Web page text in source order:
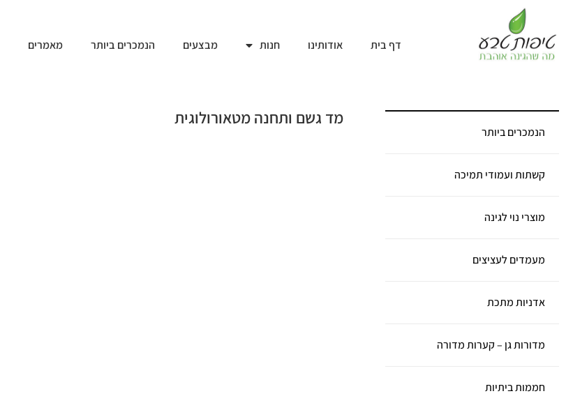
דף בית אודותינו חנות מבצעים הנמכרים ביותר מאמרים
הנמכרים ביותר
קשתות ועמודי תמיכה
מוצרי נוי לגינה
מעמדים לעציצים
אדניות מתכת
מדורות גן – קערות מדורה
חממות ביתיות
מד גשם ותחנה מטאורולוגית